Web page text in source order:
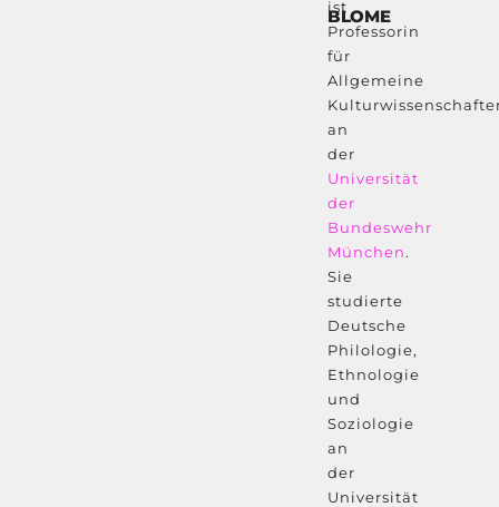
BLOME
ist
Professorin
für
Allgemeine
an
der
Universität
der
Bundeswehr
München.
Sie
studierte
Deutsche
Philologie,
Ethnologie
und
Soziologie
an
der
Universität